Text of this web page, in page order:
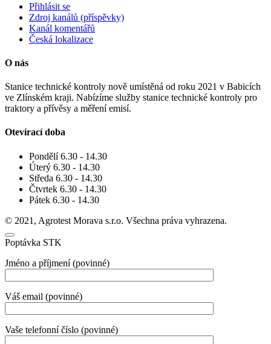
Přihlásit se
Zdroj kanálů (příspěvky)
Kanál komentářů
Česká lokalizace
O nás
Stanice technické kontroly nově umístěná od roku 2021 v Babicích
ve Zlínském kraji. Nabízíme služby stanice technické kontroly pro
traktory a přívěsy a měření emisí.
Otevíracídoba
Pondělí6.30 - 14.30
Úterý 6.30 - 14.30
Středa 6.30 - 14.30
Čtvrtek 6.30 - 14.30
Pátek 6.30 - 14.30
© 2021, Agrotest Morava s.r.o. Všechna práva vyhrazena.
Poptávka STK
Jméno a příjmení (povinné)
Váš email (povinné)
Vaše telefonní číslo (povinné)